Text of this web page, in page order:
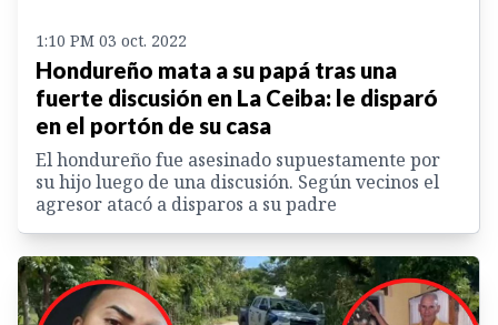
1:10 PM 03 oct. 2022
Hondureño mata a su papá tras una
fuerte discusión en La Ceiba: le disparó
en el portón de su casa
El hondureño fue asesinado supuestamente por
su hijo luego de una discusión. Según vecinos el
agresor atacó a disparos a su padre